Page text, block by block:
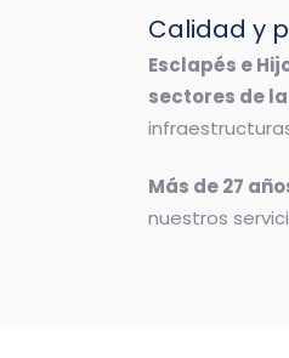
Calidad y
Esclapés e
sectores de
Más de 27
nuestros